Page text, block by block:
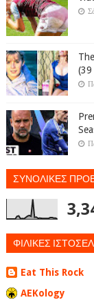
(39
ΣΥΝΟΛΙΚΕΣ
ΦΙΛΙΚΕΣ
Eat This Rock
AEKology